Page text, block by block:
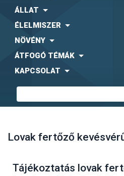
ÁLLAT
ÉLELMISZER
NÖVÉNY
ÁTFOGÓ TÉMÁK
KAPCSOLAT
Lovak fertőző
Tájékoztatás lovak